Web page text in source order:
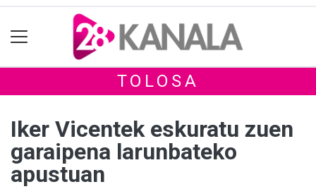
TOLOSA
Iker Vicentek eskuratu zuen
garaipena larunbateko
apustuan